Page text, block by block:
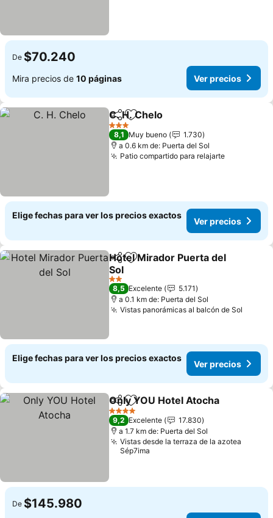
De $70.240
Mira precios de 10 páginas Ver precios
CompartirAgregar a favoritos
C. H. Chelo
3 Estrellas
8,1 Muy bueno
1.730
a 0.6 km de: Puerta del Sol
Patio compartido para relajarteVer
Elige fechas para ver los precios exactos
Ver precios
CompartirAgregar a favoritos
Hotel Mirador Puerta del
Sol
Ver precios
2 Estrellas
8,5 Excelente
5.171
a 0.1 km de: Puerta del Sol
Vistas panorámicas al balcón de Sol
Elige fechas para ver los precios exactos
Ver precios
CompartirAgregar a favoritos
Only YOU Hotel Atocha
4 Estrellas
9,2 Excelente
17.830
a 1.7 km de: Puerta del Sol
Vistas desde la terraza de la azotea
Sép7ima
De $145.980